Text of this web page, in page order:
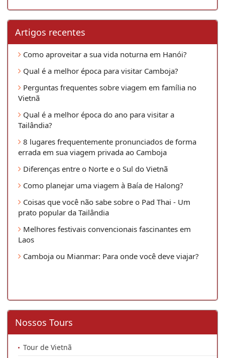
Artigos recentes
Como aproveitar a sua vida noturna em Hanói?
Qual é a melhor época para visitar Camboja?
Perguntas frequentes sobre viagem em família no
Vietnã
Qual é a melhor época do ano para visitar a
Tailândia?
8 lugares frequentemente pronunciados de forma
errada em sua viagem privada ao Camboja
Diferenças entre o Norte e o Sul do Vietnã
Como planejar uma viagem à Baía de Halong?
Coisas que você não sabe sobre o Pad Thai - Um
prato popular da Tailândia
Melhores festivais convencionais fascinantes em
Laos
Camboja ou Mianmar: Para onde você deve viajar?
Nossos Tours
Tour de Vietnã